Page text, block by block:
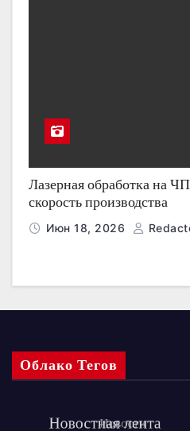
Лазерная обработка на
скорость производства
Июн 18, 2026
Облако Тегов